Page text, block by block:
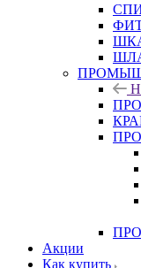
Акции
Как купить